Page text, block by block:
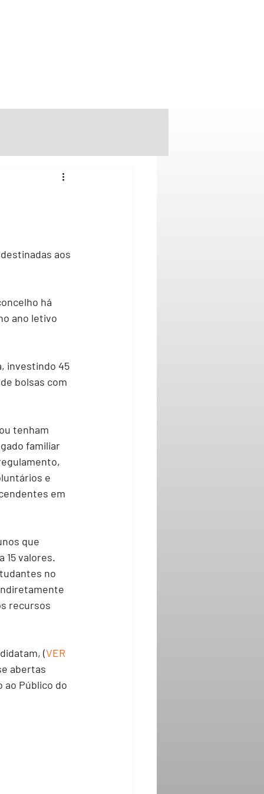
destinadas aos
há
ano letivo
investindo 45
bolsas com
tenham
familiar
e
em
que
15 valores.
no
recursos
(VER
abertas
ao Público do